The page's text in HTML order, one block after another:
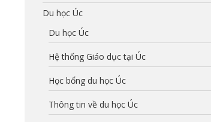
Du học Úc
Du học Úc
Hệ thống Giáo dục tại Úc
Học bổng du học Úc
Thông tin về du học Úc